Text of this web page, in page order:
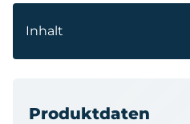
Inhalt
Produktdaten